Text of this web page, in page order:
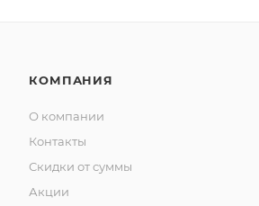
КОМПАНИЯ
О компании
Контакты
Скидки от суммы
Акции